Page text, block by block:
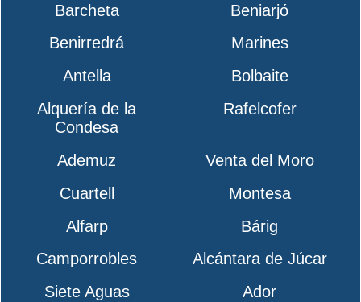
Barcheta
Beniarjó
Benirredrá
Marines
Antella
Bolbaite
Alquería de la
Condesa
Rafelcofer
Ademuz
Venta del Moro
Cuartell
Montesa
Alfarp
Bárig
Camporrobles
Alcántara de Júcar
Siete Aguas
Ador